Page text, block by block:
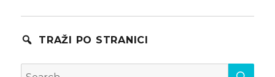
TRAŽI PO STRANICI
Search